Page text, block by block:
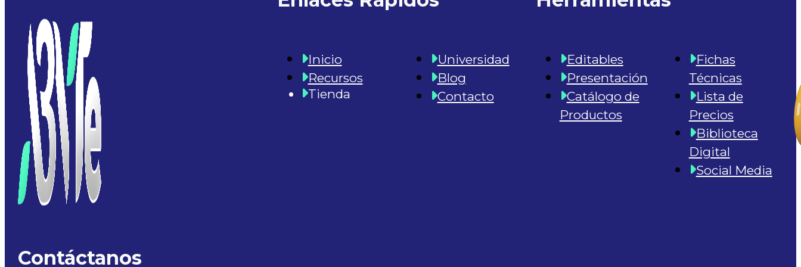
Contáctanos
Inicio
Recursos
Tienda
Universidad
Blog
Contacto
Editables
Presentación
Catálogo de
Productos
Fichas
Técnicas
Lista de
Precios
Biblioteca
Digital
Social Media